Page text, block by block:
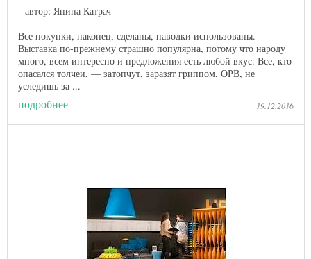
автор: Янина Катрач
Все покупки, наконец, сделаны, наводки использованы.
Выставка по-прежнему страшно популярна, потому что народу
много, всем интересно и предложения есть любой вкус. Все, кто
опасался толчеи, — затопчут, заразят гриппом, ОРВ, не
уследишь за ...
подробнее 19.12.2016